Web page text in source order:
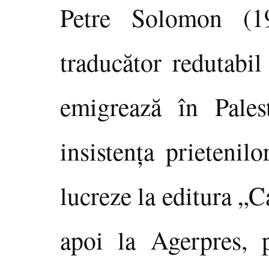
Petre Solomon
traducător
emigrează în
insistenţa
lucreze la editura
apoi la Agerpres,